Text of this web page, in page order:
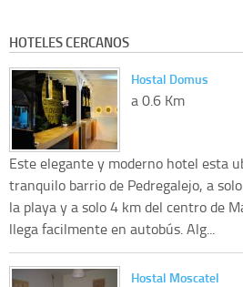
HOTELES CERCANOS
Hostal Domus
a 0.6 Km
Este elegante y moderno hotel esta
tranquilo barrio de Pedregalejo, a
la playa y a solo 4 km del centro de
llega facilmente en autobús. Alg...
Hostal Moscatel